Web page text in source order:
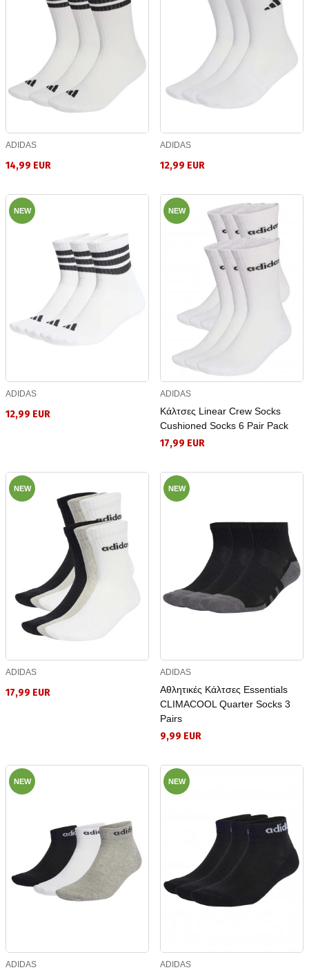
ADIDAS
14,99 EUR
ADIDAS
12,99 EUR
NEW
ADIDAS
12,99 EUR
NEW
ADIDAS
Κάλτσες Linear Crew Socks
Cushioned Socks 6 Pair Pack
17,99 EUR
NEW
ADIDAS
17,99 EUR
NEW
ADIDAS
Αθλητικές Κάλτσες Essentials
CLIMACOOL Quarter Socks 3
Pairs
9,99 EUR
NEW
ADIDAS
NEW
ADIDAS